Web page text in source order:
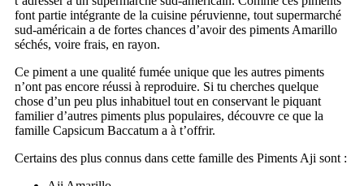
font partie intégrante de la cuisine péruvienne, tout supermarché
sud-américain a de fortes chances d’avoir des piments Amarillo
séchés, voire frais, en rayon.
Ce piment a une qualité fumée unique que les autres piments
n’ont pas encore réussi à reproduire. Si tu cherches quelque
chose d’un peu plus inhabituel tout en conservant le piquant
familier d’autres piments plus populaires, découvre ce que la
famille Capsicum Baccatum a à t’offrir.
Certains des plus connus dans cette famille des Piments Aji sont :